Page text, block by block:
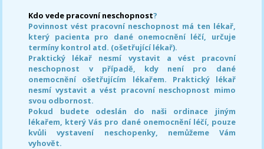
Kdo vede pracovní neschopnost?
Povinnost vést pracovní neschopnost má ten lékař,
který pacienta pro dané onemocnění léčí, určuje
termíny kontrol atd. (ošetřující lékař).
Praktický lékař nesmí vystavit a vést pracovní
neschopnost v případě, kdy není pro dané
onemocnění ošetřujícím lékařem. Praktický lékař
nesmí vystavit a vést pracovní neschopnost mimo
svou odbornost.
Pokud budete odeslán do naši ordinace jiným
lékařem, který Vás pro dané onemocnění léčí, pouze
kvůli vystavení neschopenky, nemůžeme Vám
vyhovět.